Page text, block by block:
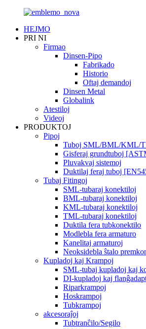
HEJMO
PRI NI
Firmao
Dinsen-Pipo
Fabrikado
Historio
Oftaj demandoj
Dinsen Metal
Globalink
Atestiloj
Videoj
PRODUKTOJ
Pipoj
Tuboj SML/BML/KML/
Gisferaj grundtuboj
Pluvakvaj sistemoj
Duktilaj feraj tuboj
Tubaj Fitingoj
SML-tubaraj konektiloj
BML-tubaraj konektiloj
KML-tubaraj konektiloj
TML-tubaraj konektiloj
Duktila fera tubkonektilo
Modlebla fera armaturo
Kanelitaj armaturoj
Neoksidebla ŝtalo
Kupladoj kaj Krampoj
SML-tubaj kupladoj kaj
DI-kupladoj kaj
Riparkrampoj
Hoskrampoj
Tubkrampoj
akcesoraĵoj
Tubtranĉilo/Segilo